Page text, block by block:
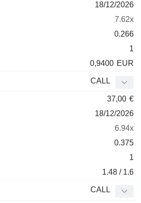
18/12/2026
7.62x
0.266
1
0,9400 EUR
CALL
37,00 €
18/12/2026
6.94x
0.375
1
1.48 / 1.6
CALL